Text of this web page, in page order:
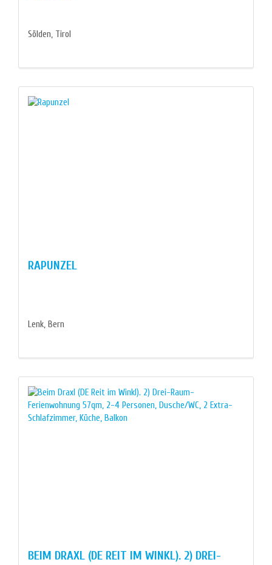
Sölden, Tirol
RAPUNZEL
Lenk, Bern
BEIM DRAXL (DE REIT IM WINKL). 2) DREI-